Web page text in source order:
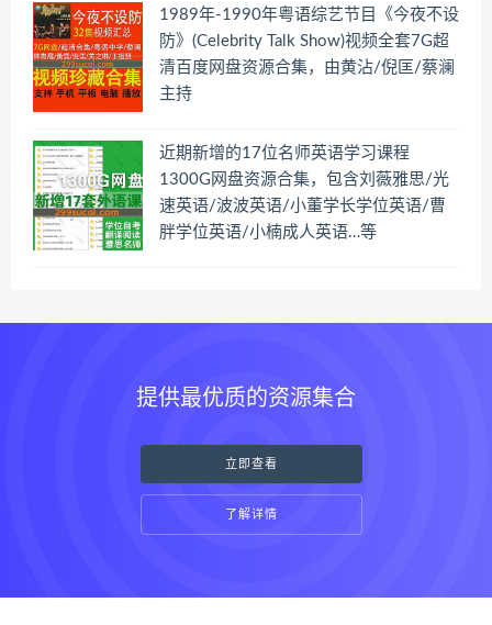
1989年-1990年粤语综艺节目《今夜不设
防》(Celebrity Talk Show)视频全套7G超
清百度网盘资源合集，由黄沾/倪匡/蔡澜
主持
近期新增的17位名师英语学习课程
1300G网盘资源合集，包含刘薇雅思/光
速英语/波波英语/小董学长学位英语/曹
胖学位英语/小楠成人英语…等
提供最优质的资源集合
立即查看
了解详情